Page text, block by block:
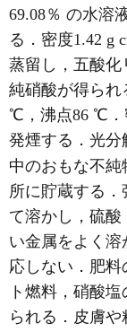
69.08％ の水溶
る．密度1.42 g
蒸留し，五酸
純硝酸が得られ
℃，沸点86 ℃．
発煙する．光分
中のおもな不
所に貯蔵する．
て溶かし，硫酸
い金属をよく溶
応しない．肥料
ト燃料，硝酸
られる．皮膚や